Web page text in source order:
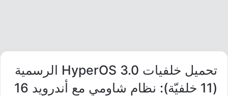
تحميل خلفيات HyperOS 3.0 الرسمية
(11 خلفيّة): نظام شاومي مع أندرويد 16